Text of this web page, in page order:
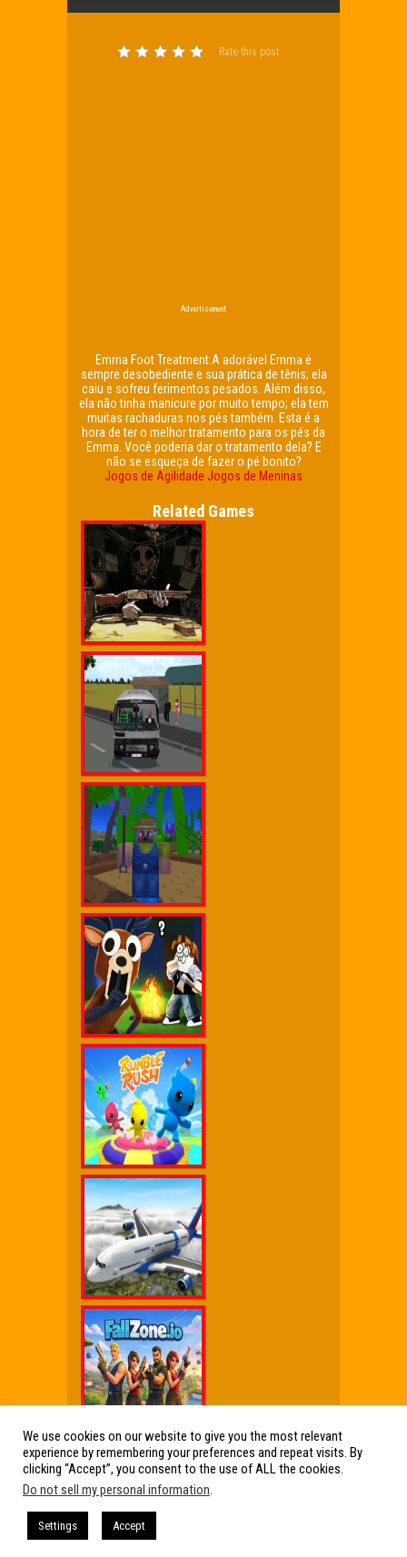
Rate this post
Advertisement
Emma Foot Treatment:A adorável Emma é
sempre desobediente e sua prática de tênis; ela
caiu e sofreu ferimentos pesados. Além disso,
ela não tinha manicure por muito tempo; ela tem
muitas rachaduras nos pés também. Esta é a
hora de ter o melhor tratamento para os pés da
Emma. Você poderia dar o tratamento dela? E
não se esqueça de fazer o pé bonito?
Jogos de Agilidade Jogos de Meninas
Related Games
Wx Cheat Games|Click Jogos Pro|Humor wx
Friv Online Jogos Grátis
de Friv reunidos em um só lugar. Jogos Friv
We use cookies on our website to give you the most relevant
experience by remembering your preferences and repeat visits. By
clicking “Accept”, you consent to the use of ALL the cookies.
Do not sell my personal information.
Settings Accept